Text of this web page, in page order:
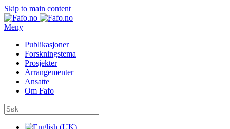
Skip to main content
Meny
Publikasjoner
Forskningstema
Prosjekter
Arrangementer
Ansatte
Om Fafo